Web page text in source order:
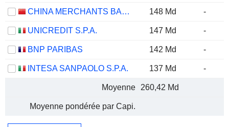
CHINA MERCHANTS BANK CO., LTD. 148 Md -
UNICREDIT S.P.A. 147 Md -
BNP PARIBAS 142 Md -
INTESA SANPAOLO S.P.A. 137 Md -
Moyenne 260,42 Md
Moyenne pondérée par Capi.